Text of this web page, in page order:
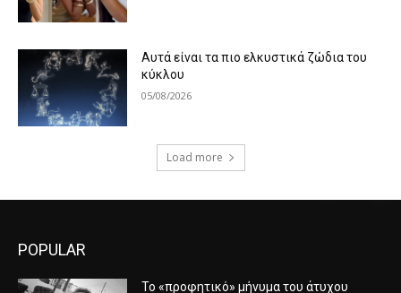
Αυτά είναι τα πιο ελκυστικά ζώδια του
κύκλου
05/08/2026
Load more
POPULAR
Το «προφητικό» μήνυμα του άτυχου